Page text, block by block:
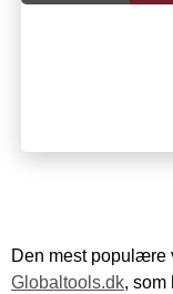
Den mest
Globaltools.dk, som